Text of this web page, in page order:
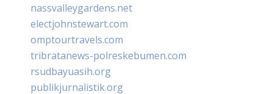
nassvalleygardens.net
electjohnstewart.com
omptourtravels.com
tribratanews-polreskebumen.com
rsudbayuasih.org
publikjurnalistik.org